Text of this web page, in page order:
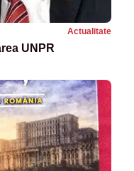
Actualitate
UNPR